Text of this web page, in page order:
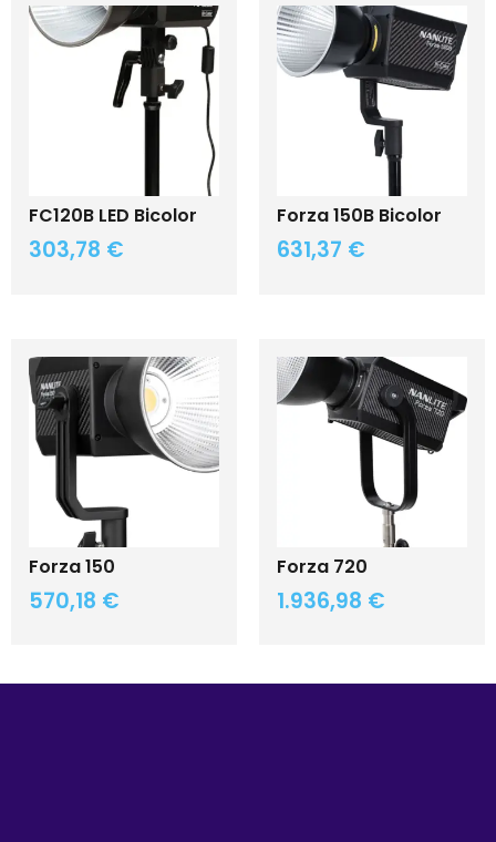
FC120B LED Bicolor
303,78 €
Forza 150B Bicolor
631,37 €
Forza 150
570,18 €
Forza 720
1.936,98 €